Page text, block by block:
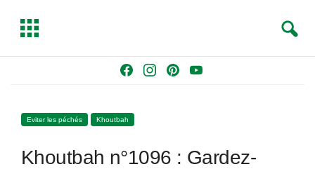
o
g
Y
b
T
g
e
a
Eviter les péchés Khoutbah
Khoutbah n°1096 : Gardez-